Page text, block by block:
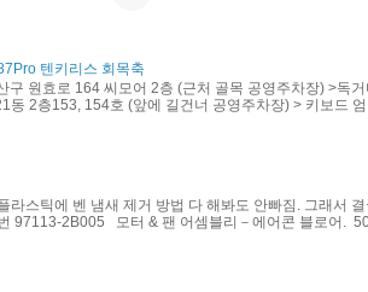
텐키리스 회목축
구 원효로 164 씨모어 2층 (근처 골목 공영주차장) >독
동 2층153, 154호 (앞에 길건너 공영주차장) > 키보드 엄
라스틱에 벤 냄새 제거 방법 다 해봐도 안빠짐. 그래서
97113-2B005 모터 & 팬 어셈블리－에어콘 블로어.